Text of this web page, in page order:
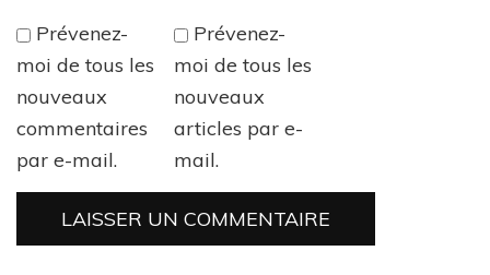
Prévenez-
moi de tous les
nouveaux
commentaires
par e-mail.
Prévenez-
moi de tous les
nouveaux
articles par e-
mail.